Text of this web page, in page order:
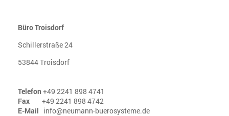
Büro Troisdorf
Schillerstraße 24
53844 Troisdorf
Telefon+49 2241 898 4741
Fax +49 2241 898 4742
E-Mail info@neumann-buerosysteme.de